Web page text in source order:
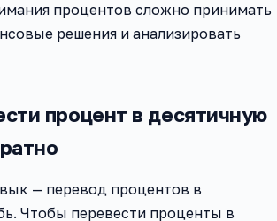
процентов сложно принимать
решения и анализировать
процент в десятичную
— перевод процентов в
Чтобы перевести проценты в